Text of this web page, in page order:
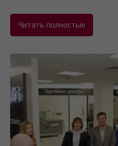
Читать полностью